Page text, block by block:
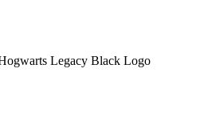
Legacy Black Logo